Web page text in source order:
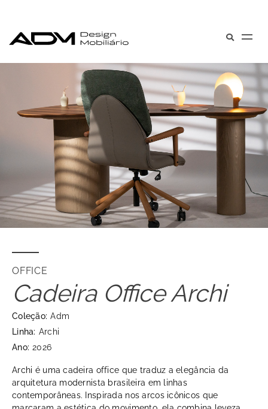
OFFICE
Cadeira Office Archi
Coleção: Adm
Linha: Archi
Ano: 2026
Archi é uma cadeira office que traduz a elegância da
arquitetura modernista brasileira em linhas
contemporâneas. Inspirada nos arcos icônicos que